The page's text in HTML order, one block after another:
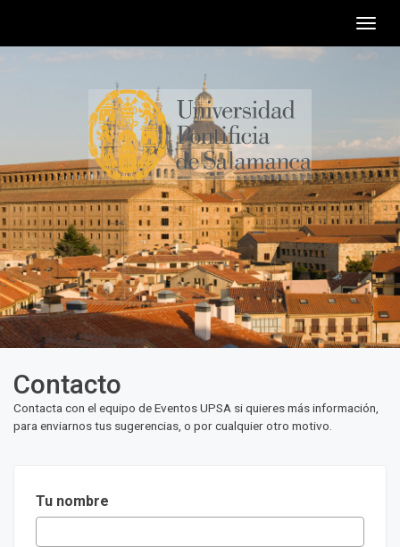
Contacto
Contacta con el equipo de Eventos UPSA si quieres más información,
para enviarnos tus sugerencias, o por cualquier otro motivo.
Tu nombre